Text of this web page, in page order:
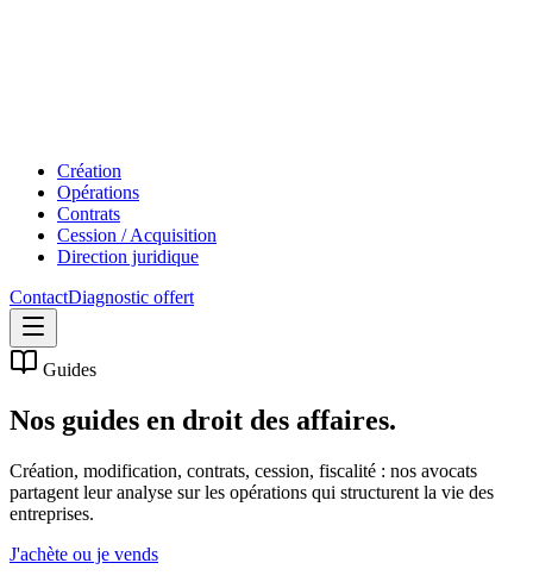
Création
Opérations
Contrats
Cession / Acquisition
Direction juridique
ContactDiagnostic offert
Guides
Nos guides en droit des affaires.
Création, modification, contrats, cession, fiscalité : nos avocats
partagent leur analyse sur les opérations qui structurent la vie des
entreprises.
J'achète ou je vends